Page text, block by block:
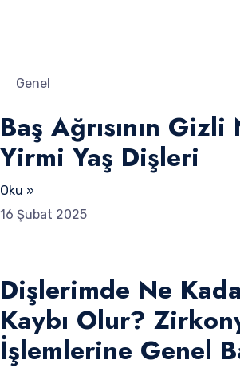
Genel
Baş Ağrısının
Yirmi Yaş Dişleri
Oku »
16 Şubat 2025
Dişlerimde Ne
Kaybı Olur?
İşlemlerine Genel